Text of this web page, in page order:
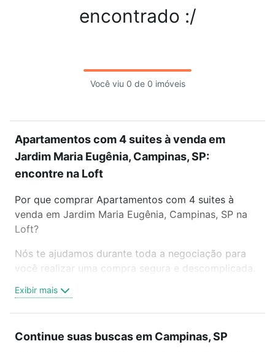
encontrado :/
Você viu 0 de 0 imóveis
Apartamentos com 4 suites à venda em
Jardim Maria Eugênia, Campinas, SP:
encontre na Loft
Por que comprar Apartamentos com 4 suites à
venda em Jardim Maria Eugênia, Campinas, SP na
Loft?
Nós te ajudamos durante toda a negociação para
você realizar uma compra segura e descomplicada.
trabalho e do metrô, aqui você vai encontrar a
oferta ideal de Apartamentos com 4 suites à venda
conquistar seu sonho. Agende uma visita presencial
Exibir mais
Continue suas buscas em Campinas, SP